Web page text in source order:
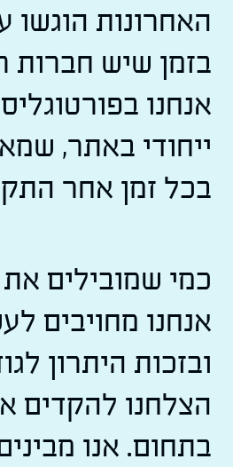
האחרונות
בזמן שיש חברות
אנחנו
ייחודי באתר,
בכל זמן אחר
כמי שמובילים
אנחנו מחויבים
ובזכות היתרון
הצלחנו להקדים
בתחום. אנו